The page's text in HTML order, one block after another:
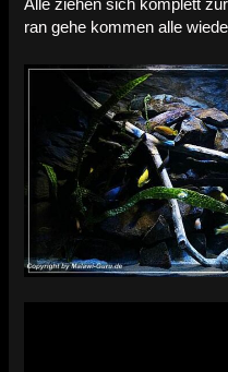
Alle ziehen sich komplett
ran gehe kommen alle